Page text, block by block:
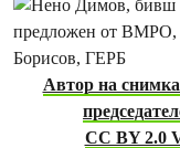
Автор на
CC BY 2.0